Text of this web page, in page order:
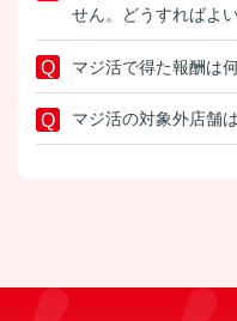
せん。どうすればよ
マジ活で得た報酬は
マジ活の対象外店舗